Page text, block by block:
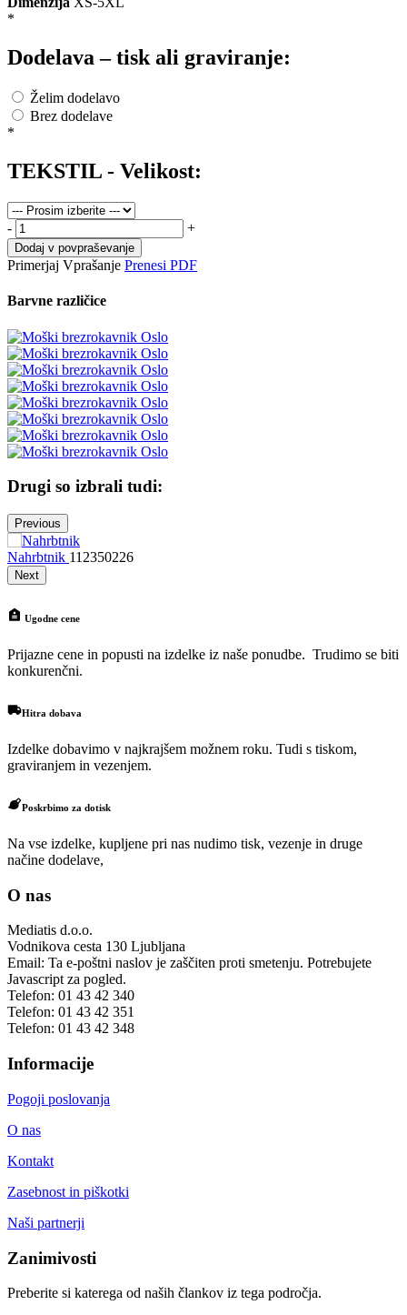
*
Dodelava – tisk ali graviranje:
Želim dodelavo
Brez dodelave
*
TEKSTIL - Velikost:
- +
Dodaj v povpraševanje
Primerjaj Vprašanje Prenesi PDF
Barvne različice
Drugi so izbrali tudi:
Previous
Nahrbtnik 112350226
Next
Ugodne cene
Prijazne cene in popusti na izdelke iz naše ponudbe. Trudimo se biti
konkurenčni.
Hitra dobava
Izdelke dobavimo v najkrajšem možnem roku. Tudi s tiskom,
graviranjem in vezenjem.
Poskrbimo za dotisk
Na vse izdelke, kupljene pri nas nudimo tisk, vezenje in druge
načine dodelave,
O nas
Mediatis d.o.o.
Vodnikova cesta 130 Ljubljana
Email: Ta e-poštni naslov je zaščiten proti smetenju. Potrebujete
Javascript za pogled.
Telefon: 01 43 42 340
Telefon: 01 43 42 351
Telefon: 01 43 42 348
Informacije
Pogoji poslovanja
O nas
Kontakt
Zasebnost in piškotki
Naši partnerji
Zanimivosti
Preberite si katerega od naših člankov iz tega področja.